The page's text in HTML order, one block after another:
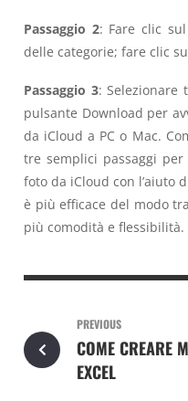
Passaggio 2: Fare clic
delle categorie; fare clic
Passaggio 3:
pulsante Download per
da iCloud a PC o Mac.
tre semplici passaggi
foto da iCloud con l’aiuto
è più efficace del modo
più comodità e flessibilità.
PREVIOUS
COME CREARE
EXCEL